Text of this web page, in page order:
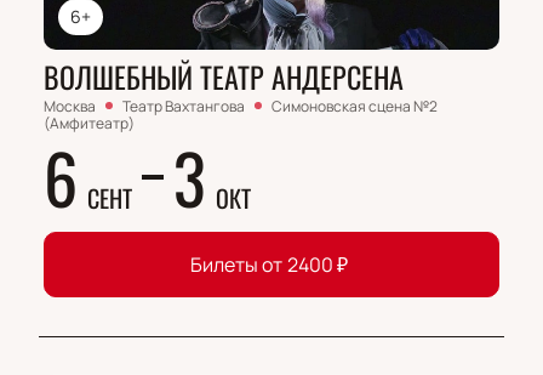
6+
ВОЛШЕБНЫЙ ТЕАТР АНДЕРСЕНА
Москва Театр Вахтангова
Симоновская сцена №2
(Амфитеатр)
6 СЕНТ 3 ОКТ
Билеты от2400₽